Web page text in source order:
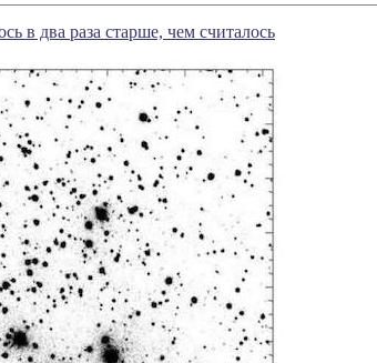
в два раза старше, чем считалось